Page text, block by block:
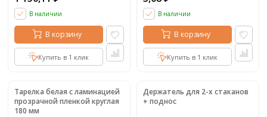
В наличии
В корзину
Купить в 1 клик
В наличии
В корзину
Купить в 1 клик
Тарелка белая с ламинацией
прозрачной пленкой круглая
180 мм
Держатель для 2-х стаканов
+ поднос